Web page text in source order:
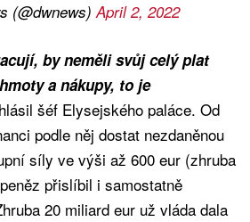
(@dwnews)April 2, 2022
by neměli svůj celý plat
a nákupy, to je
šéf Elysejského paláce. Od
podle něj dostat nezdaněnou
síly ve výši až 600 eur (zhruba
přislíbil i samostatně
20 miliard eur už vláda dala